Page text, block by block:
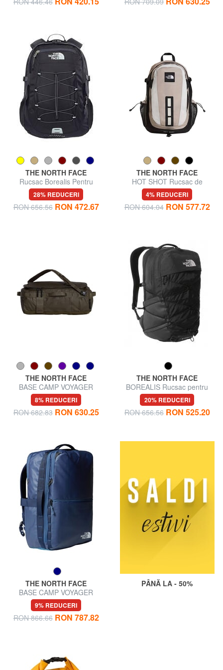
THE NORTH FACE
Rucsac Borealis Pentru
laptopuri de până la 15"
28% REDUCERI
RON 656.56 RON 472.67
THE NORTH FACE
HOT SHOT Rucsac de
călătorie de 30L
4% REDUCERI
RON 604.04 RON 577.72
THE NORTH FACE
BASE CAMP VOYAGER
Geanta rucsac 32L
8% REDUCERI
RON 682.83 RON 630.25
THE NORTH FACE
BOREALIS Rucsac pentru
laptop de 13".
20% REDUCERI
RON 656.56 RON 525.20
THE NORTH FACE
BASE CAMP VOYAGER
Rucsac de călătorie de 35L
9% REDUCERI
RON 866.66 RON 787.82
PÂNĂ LA - 50%